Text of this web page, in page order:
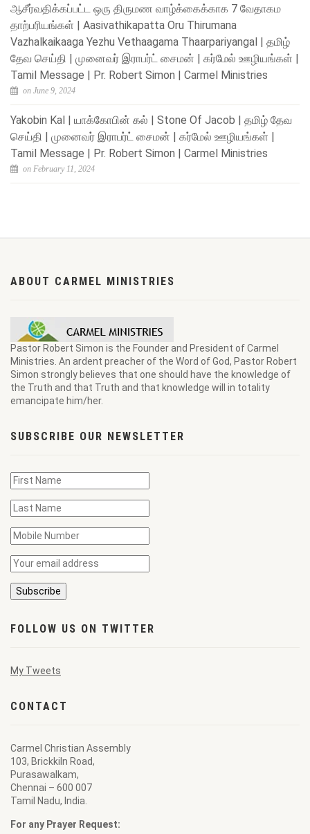
ஆசீர்வதிக்கப்பட்ட ஒரு திருமண வாழ்க்கைக்காக 7 வேதாகம
தாற்பரியங்கள் | Aasivathikapatta Oru Thirumana
Vazhalkaikaaga Yezhu Vethaagama Thaarpariyangal | தமிழ்
தேவ செய்தி | முனைவர் இராபர்ட் சைமன் | கர்மேல் ஊழியங்கள் |
Tamil Message | Pr. Robert Simon | Carmel Ministries
on June 9, 2024
Yakobin Kal | யாக்கோபின் கல் | Stone Of Jacob | தமிழ் தேவ
செய்தி | முனைவர் இராபர்ட் சைமன் | கர்மேல் ஊழியங்கள் |
Tamil Message | Pr. Robert Simon | Carmel Ministries
on February 11, 2024
ABOUT CARMEL MINISTRIES
Pastor Robert Simon is the Founder and President of Carmel
Ministries. An ardent preacher of the Word of God, Pastor Robert
Simon strongly believes that one should have the knowledge of
the Truth and that Truth and that knowledge will in totality
emancipate him/her.
SUBSCRIBE OUR NEWSLETTER
FOLLOW US ON TWITTER
My Tweets
CONTACT
Carmel Christian Assembly
103, Brickkiln Road,
Purasawalkam,
Chennai – 600 007
Tamil Nadu, India.
For any Prayer Request: